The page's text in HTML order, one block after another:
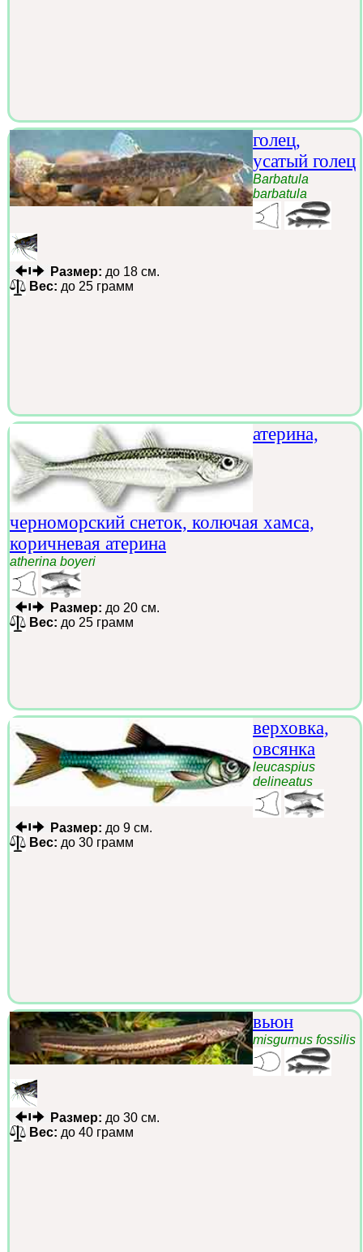
голец,
усатый голец
Barbatula
barbatula
Размер: до 18 см.
Вес: до 25 грамм
атерина,
черноморский снеток, колючая хамса,
коричневая атерина
atherina boyeri
Размер: до 20 см.
Вес: до 25 грамм
верховка,
овсянка
leucaspius
delineatus
Размер: до 9 см.
Вес: до 30 грамм
вьюн
misgurnus fossilis
Размер: до 30 см.
Вес: до 40 грамм